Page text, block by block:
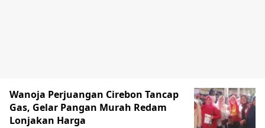
Wanoja Perjuangan Cirebon Tancap
Gas, Gelar Pangan Murah Redam
Lonjakan Harga